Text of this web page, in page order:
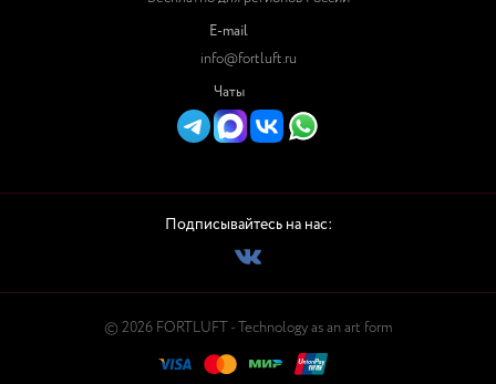
E-mail
info@fortluft.ru
Чаты
Подписывайтесь на нас:
© 2026 FORTLUFT - Technology as an art form